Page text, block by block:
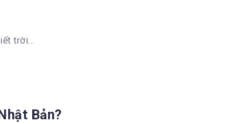
trời...
Bản?